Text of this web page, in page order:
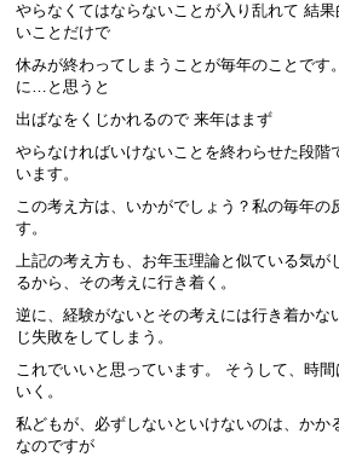
やらなくてはならないことが入り乱れて 結
いことだけで
休みが終わってしまうことが毎年のことです
に…と思うと
出ばなをくじかれるので 来年はまず
やらなければいけないことを終わらせた段階
います。
この考え方は、いかがでしょう？私の毎年の
す。
上記の考え方も、お年玉理論と似ている気が
るから、その考えに行き着く。
逆に、経験がないとその考えには行き着かな
じ失敗をしてしまう。
これでいいと思っています。 そうして、時
いく。
私どもが、必ずしないといけないのは、かか
なのですが